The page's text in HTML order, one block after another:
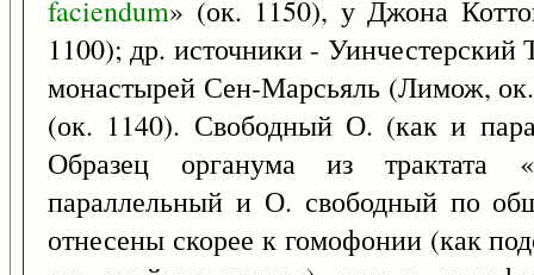
faciendum» (ок. 1150), у Джона
1100); др. источники - Уинчестерский
монастырей Сен-Марсьяль (Лимож,
(ок. 1140). Свободный О. (как и
Образец органума из трактата «
параллельный и О. свободный по
отнесены скорее к гомофонии (как